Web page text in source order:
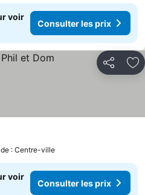
voir
Consulter les prix
Partager
de : Centre-ville
voir
Consulter les prix